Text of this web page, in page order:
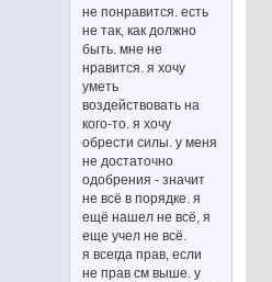
не понравится. есть
не так, как должно
быть. мне не
нравится. я хочу
уметь
воздействовать на
кого-то. я хочу
обрести силы. у меня
не достаточно
одобрения - значит
не всё в порядке. я
ещё нашел не всё, я
еще учел не всё.
я всегда прав, если
не прав см выше. у